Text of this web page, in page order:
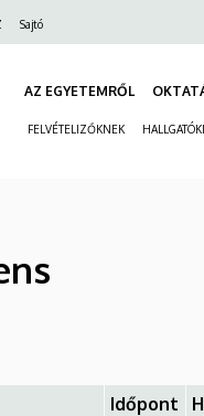
Sajtó
AZ EGYETEMRŐL
FELVÉTELIZŐKNEK
Időpont